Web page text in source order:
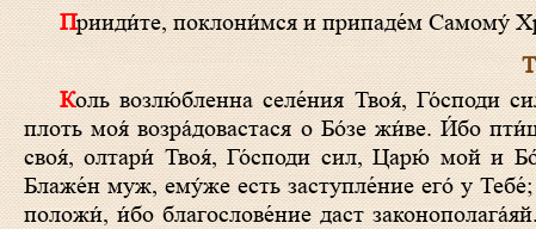
Прииди́те, поклони́мся и припаде́м Самому́
Коль возлю́бленна селе́ния Твоя́, Го́споди сил! Жела́ет и скончава́ется душа́ моя́ во дворы́ Госпо́дни, се́рдце мое́ и
плоть моя́ возра́довастася о Бо́зе жи́ве. И́бо
своя́, олтари́ Твоя́, Го́споди сил, Царю́ мой и
Блаже́н муж, eму́же есть заступле́ние eго́ у
положи́, и́бо благослове́ние даст